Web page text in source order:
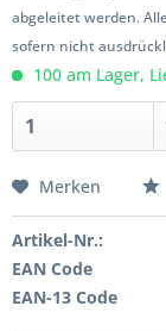
abgeleitet werden.
sofern nicht
100 am Lager,
Merken
Artikel-Nr.:
EAN Code
EAN-13 Code